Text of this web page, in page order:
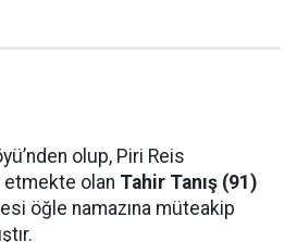
olup, Piri Reis
olan Tahir Tanış (91)
öğle namazına müteakip